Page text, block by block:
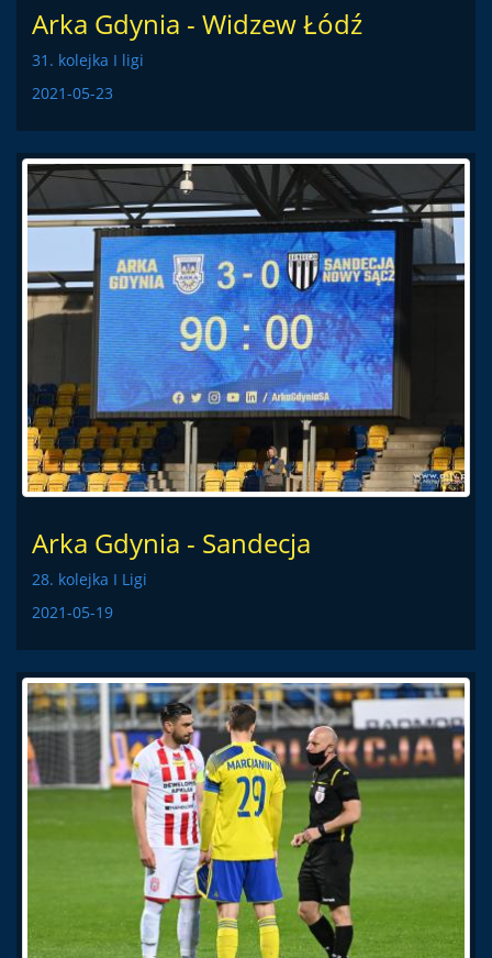
Arka Gdynia - Widzew Łódź
31. kolejka I ligi
2021-05-23
Arka Gdynia - Sandecja
28. kolejka I Ligi
2021-05-19